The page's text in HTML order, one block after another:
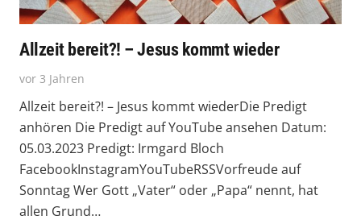
Allzeit bereit?! – Jesus kommt wieder
vor 3 Jahren
Allzeit bereit?! – Jesus kommt wiederDie Predigt
anhören Die Predigt auf YouTube ansehen Datum:
05.03.2023 Predigt: Irmgard Bloch
FacebookInstagramYouTubeRSSVorfreude auf
Sonntag Wer Gott „Vater“ oder „Papa“ nennt, hat
allen Grund…